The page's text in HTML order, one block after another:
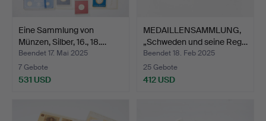
Eine Sammlung von
Münzen, Silber, 16., 18.…
Beendet 17. Mai 2025
7 Gebote
531 USD
MEDAILLENSAMMLUNG,
„Schweden und seine Reg…
Beendet 18. Feb 2025
25 Gebote
412 USD